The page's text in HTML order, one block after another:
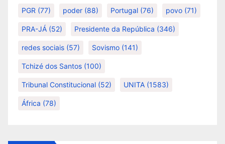
PGR (77) poder (88) Portugal (76) povo (71)
PRA-JÁ (52) Presidente da República (346)
redes sociais (57) Sovismo (141)
Tchizé dos Santos (100)
Tribunal Constitucional (52) UNITA (1583)
África (78)